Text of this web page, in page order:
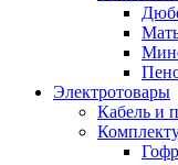
Электротовары
Кабель и